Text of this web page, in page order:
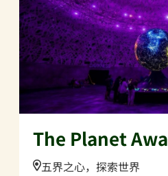
The Planet
Location:
五界之心，探索世界